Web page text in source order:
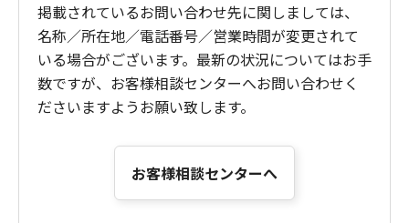
掲載されているお問い合わせ先に関しましては、
名称／所在地／電話番号／営業時間が変更されて
いる場合がございます。最新の状況についてはお手
数ですが、お客様相談センターへお問い合わせく
ださいますようお願い致します。
お客様相談センターへ